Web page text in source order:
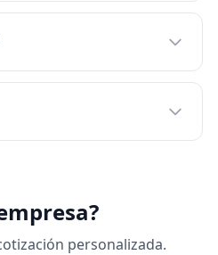
personalizada.